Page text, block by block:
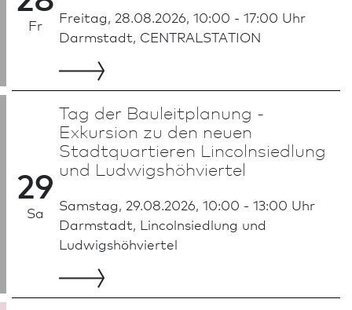
Fr
Freitag, 28.08.2026, 10:00 - 17:00 Uhr
Darm­stadt, CENTRALSTATION
29
Sa
Tag der Bauleitplanung -
Exkursion zu den neuen
Stadtquartieren Lincolnsiedlung
und Ludwigshöhviertel
Samstag, 29.08.2026, 10:00 - 13:00 Uhr
Darm­stadt, Lincolnsiedlung und
Ludwigshöhviertel